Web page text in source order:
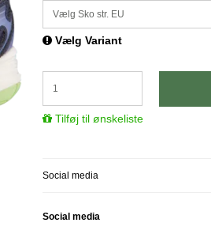
Vælg Sko str. EU
Vælg Variant
Tilføj til ønskeliste
Social media
Social media